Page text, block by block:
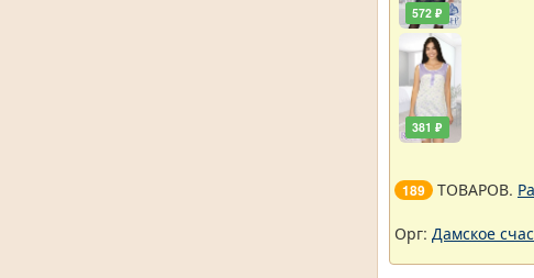
572 ₽
381 ₽
189 ТОВАРОВ.
Орг: Дамское